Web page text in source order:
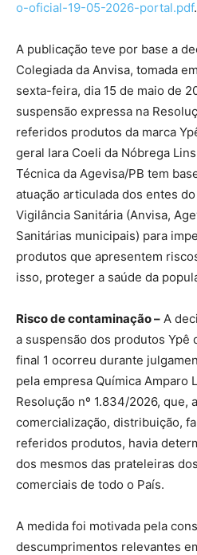
o-oficial-19-05-2026-portal.pdf.
A publicação teve por base a
Colegiada da Anvisa, tomada
sexta-feira, dia 15 de maio de
suspensão expressa na
referidos produtos da marca
geral Iara Coeli da Nóbrega
Técnica da Agevisa/PB tem
atuação articulada dos entes
Vigilância Sanitária (Anvisa,
Sanitárias municipais) para
produtos que apresentem
isso, proteger a saúde da
Risco de contaminação – A
a suspensão dos produtos Ypê
final 1 ocorreu durante
pela empresa Química Amparo
Resolução nº 1.834/2026, que,
comercialização, distribuição,
referidos produtos, havia
dos mesmos das prateleiras
comerciais de todo o País.
A medida foi motivada pela
descumprimentos relevantes